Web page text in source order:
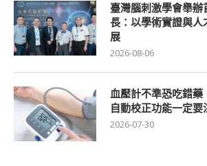
臺灣腦刺激學會舉
長：以學術實證與人
展
2026-08-06
血壓計不準恐吃錯藥
自動校正功能一定要
2026-07-30